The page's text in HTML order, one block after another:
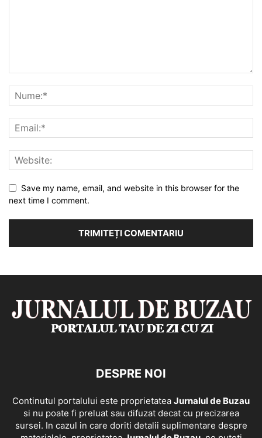
Save my name, email, and website in this browser for the
next time I comment.
DESPRE NOI
Continutul portalului este proprietatea Jurnalul de Buzau
si nu poate fi preluat sau difuzat decat cu precizarea
sursei. In cazul in care doriti detalii suplimentare despre